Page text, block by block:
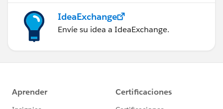
IdeaExchange
Envíe su idea a IdeaExchange.